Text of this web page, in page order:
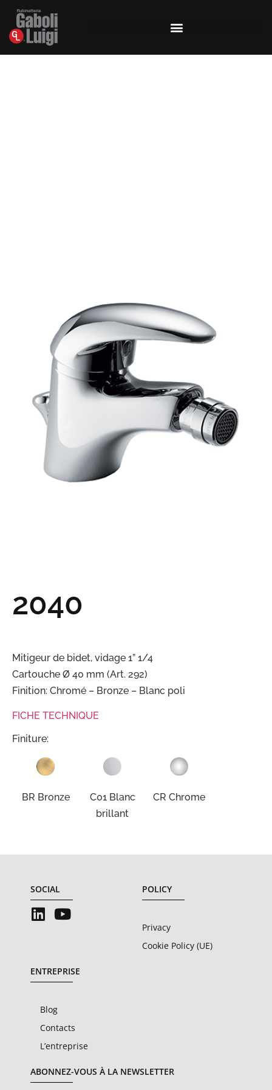
2040
Mitigeur de bidet, vidage 1” 1/4
Cartouche Ø 40 mm (Art. 292)
Finition: Chromé – Bronze – Blanc poli
FICHE TECHNIQUE
Finiture:
BR Bronze
C01 Blanc
brillant
CR Chrome
SOCIAL POLICY
Privacy
Cookie Policy (UE)
ENTREPRISE
Blog
Contacts
L’entreprise
ABONNEZ-VOUS À LA NEWSLETTER